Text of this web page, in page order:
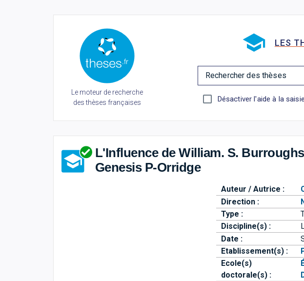
Le moteur de recherche
des thèses françaises
LES
Rechercher des thèses
Désactiver l'aide à la saisie
L'Influence de William. S.
Genesis P-Orridge
Auteur / Autrice :
Direction :
Type :
Discipline(s) :
Date :
Etablissement(s) :
Ecole(s)
doctorale(s) :